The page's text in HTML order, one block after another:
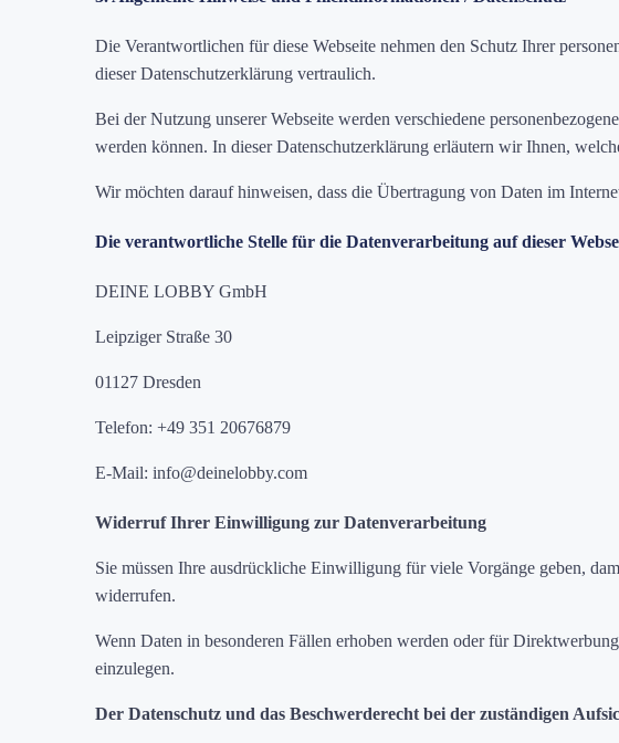
Die Verantwortlichen für diese Webseite nehmen den Schutz Ihrer
dieser Datenschutzerklärung vertraulich.
Bei der Nutzung unserer Webseite werden verschiedene
werden können. In dieser Datenschutzerklärung erläutern wir Ihnen,
Wir möchten darauf hinweisen, dass die Übertragung von Daten im
Die verantwortliche Stelle für die Datenverarbeitung auf dieser
DEINE LOBBY GmbH
Leipziger Straße 30
01127 Dresden
Telefon: +49 351 20676879
E-Mail: info@deinelobby.com
Widerruf Ihrer Einwilligung zur Datenverarbeitung
Sie müssen Ihre ausdrückliche Einwilligung für viele Vorgänge geben,
widerrufen.
Wenn Daten in besonderen Fällen erhoben werden oder für
einzulegen.
Der Datenschutz und das Beschwerderecht bei der zuständigen